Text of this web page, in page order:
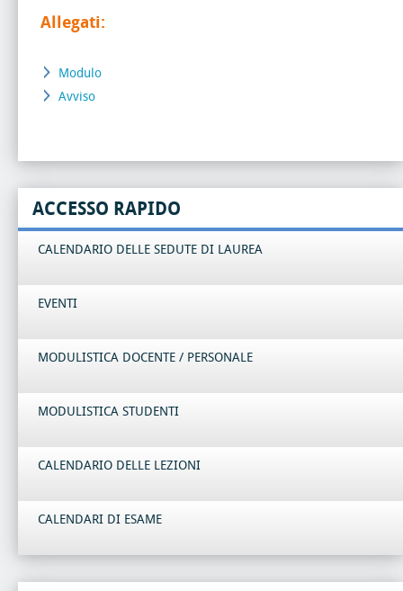
Allegati:
Modulo
Avviso
ACCESSO RAPIDO
CALENDARIO DELLE SEDUTE DI LAUREA
EVENTI
MODULISTICA DOCENTE / PERSONALE
MODULISTICA STUDENTI
CALENDARIO DELLE LEZIONI
CALENDARI DI ESAME